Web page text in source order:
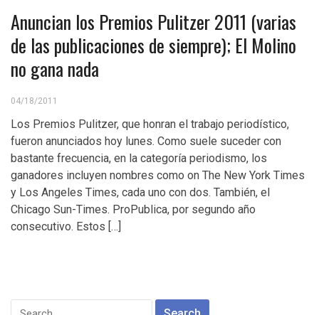
Anuncian los Premios Pulitzer 2011 (varias
de las publicaciones de siempre); El Molino
no gana nada
04/18/2011
Los Premios Pulitzer, que honran el trabajo periodístico,
fueron anunciados hoy lunes. Como suele suceder con
bastante frecuencia, en la categoría periodismo, los
ganadores incluyen nombres como on The New York Times
y Los Angeles Times, cada uno con dos. También, el
Chicago Sun-Times. ProPublica, por segundo año
consecutivo. Estos […]
Search